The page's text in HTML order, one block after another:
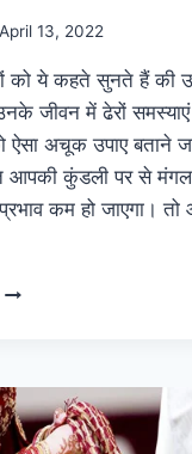
April 13, 2022
को ये कहते सुनते हैं की
जीवन में ढेरों
अचूक उपाए बताने
आपकी कुंडली पर से
कम हो जाएगा।
मंगल